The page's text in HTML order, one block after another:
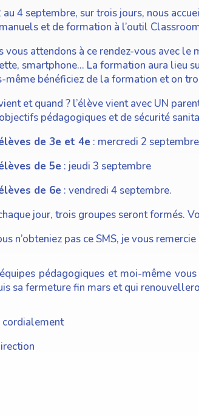
au 4 septembre, sur trois jours, nous
et de formation à l’outil
vous attendons à ce rendez-vous avec
smartphone… La formation aura lieu
même bénéficiez de la formation et on
et quand ? l’élève vient avec UN
pédagogiques et de sécurité
de 3e et 4e : mercredi 2 septembre
de 5e : jeudi 3 septembre
de 6e : vendredi 4 septembre.
jour, trois groupes seront formés.
n’obteniez pas ce SMS, je vous
pédagogiques et moi-même
sa fermeture fin mars et qui
cordialement